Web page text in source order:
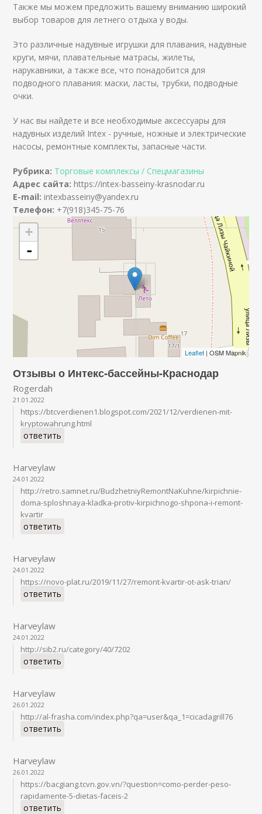
Также мы можем предложить вашему вниманию широкий
выбор товаров для летнего отдыха у воды.
Это различные надувные игрушки для плавания, надувные
круги, мячи, плавательные матрасы, жилеты,
нарукавники, а также все, что понадобится для
подводного плавания: маски, ласты, трубки, подводные
очки.
У нас вы найдете и все необходимые аксессуары для
надувных изделий Intex - ручные, ножные и электрические
насосы, ремонтные комплекты, запасные части.
Рубрика: Торговые комплексы / Спецмагазины
Адрес сайта: https://intex-basseiny-krasnodar.ru
E-mail: intexbasseiny@yandex.ru
Телефон: +7(918)345-75-76
+
-
Leaflet| OSM Mapnik
Отзывы о Интекс-бассейны-Краснодар
Rogerdah
21.01.2022
https://btcverdienen1.blogspot.com/2021/12/verdienen-mit-
kryptowahrung.html
ответить
Harveylaw
24.01.2022
http://retro.samnet.ru/BudzhetniyRemontNaKuhne/kirpichnie-
doma-sploshnaya-kladka-protiv-kirpichnogo-shpona-i-remont-
kvartir
ответить
Harveylaw
24.01.2022
https://novo-plat.ru/2019/11/27/remont-kvartir-ot-ask-trian/
ответить
Harveylaw
24.01.2022
http://sib2.ru/category/40/7202
ответить
Harveylaw
26.01.2022
http://al-frasha.com/index.php?qa=user&qa_1=cicadagrill76
ответить
Harveylaw
26.01.2022
https://bacgiang.tcvn.gov.vn/?question=como-perder-peso-
rapidamente-5-dietas-faceis-2
ответить